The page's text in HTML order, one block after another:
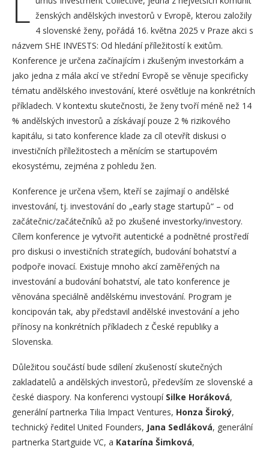
ženských andělských investorů v Evropě, kterou založily
4 slovenské ženy, pořádá 16. května 2025 v Praze akci s
názvem SHE INVESTS: Od hledání příležitostí k exitům.
Konference je určena začínajícím i zkušeným investorkám a
jako jedna z mála akcí ve střední Evropě se věnuje specificky
tématu andělského investování, které osvětluje na konkrétních
příkladech. V kontextu skutečnosti, že ženy tvoří méně než 14
% andělských investorů a získávají pouze 2 % rizikového
kapitálu, si tato konference klade za cíl otevřít diskusi o
investičních příležitostech a měnícím se startupovém
ekosystému, zejména z pohledu žen.
Konference je určena všem, kteří se zajímají o andělské
investování, tj. investování do „early stage startupů“ – od
začátečnic/začátečníků až po zkušené investorky/investory.
Cílem konference je vytvořit autentické a podnětné prostředí
pro diskusi o investičních strategiích, budování bohatství a
podpoře inovací. Existuje mnoho akcí zaměřených na
investování a budování bohatství, ale tato konference je
věnována speciálně andělskému investování. Program je
koncipován tak, aby představil andělské investování a jeho
přínosy na konkrétních příkladech z České republiky a
Slovenska.
Důležitou součástí bude sdílení zkušeností skutečných
zakladatelů a andělských investorů, především ze slovenské a
české diaspory. Na konferenci vystoupí Silke Horáková,
generální partnerka Tilia Impact Ventures, Honza Široký,
technický ředitel United Founders, Jana Sedláková, generální
partnerka Startguide VC, a Katarína Šimková,